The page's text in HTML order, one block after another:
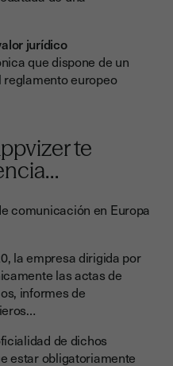
jurídico
que dispone de un
europeo
te
comunicación en Europa
la empresa dirigida por
las actas de
informes de
de dichos
estar obligatoriamente